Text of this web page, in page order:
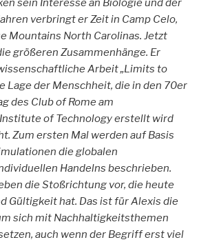
sein Interesse an Biologie und der
verbringt er Zeit in Camp Celo,
Mountains North Carolinas. Jetzt
größeren Zusammenhänge. Er
Arbeit „Limits to
Lage der Menschheit, die in den 70er
des Club of Rome am
of Technology erstellt wird
Zum ersten Mal werden auf Basis
die globalen
Handelns beschrieben.
die Stoßrichtung vor, die heute
Gültigkeit hat. Das ist für Alexis die
sich mit Nachhaltigkeitsthemen
auch wenn der Begriff erst viel